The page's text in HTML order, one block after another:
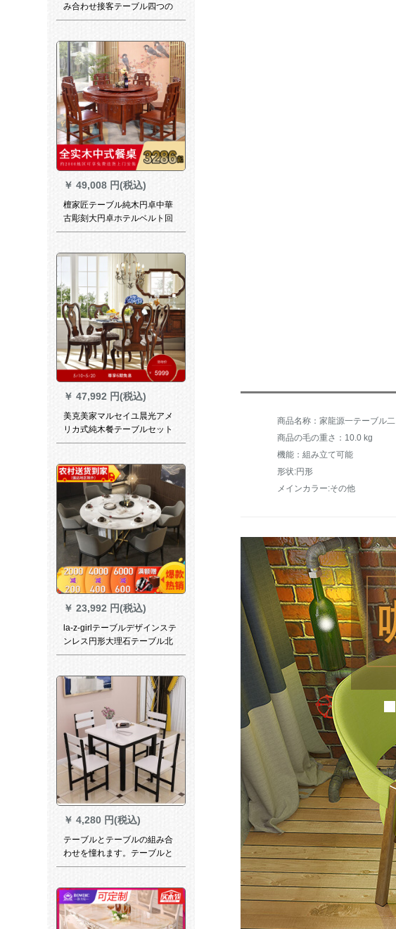
み合わせ接客テーブル四つの
テーブル、モダシンプロビジ
ト、テーブルと椅子、店舗の
ベランダ休憩エリア茶円台北
ヨーロッパ一テーブル4椅子
（黄色）
￥ 49,008 円(税込)
檀家匠テーブル純木円卓中華
古彫刻大円卓ホテルベルト回
転盤丸テーブルセット単品テ
ガラス送り）1.4 m
￥ 47,992 円(税込)
美克美家マルセイユ晨光アメ
リカ式純木餐テーブルセット
モダシンプレルテーブル長テ
木テーブル4つのテーブル
￥ 23,992 円(税込)
la-z-girlテーブルデザインステ
ンレス円形大理石テーブル北
欧シンプルテーブルセット4人
ダンサイズテーブル1.2 mテー
ブル/回転テーブル
￥ 4,280 円(税込)
テーブルとテーブルの組み合
わせを憧れます。テーブルと
テーブルの組み合わせは四角
ブルとコーヒーテーブルの組
み合わせです。
商品の毛の重さ：10.0 kg
機能：組み立て可能
形状:円形
メインカラー:その他